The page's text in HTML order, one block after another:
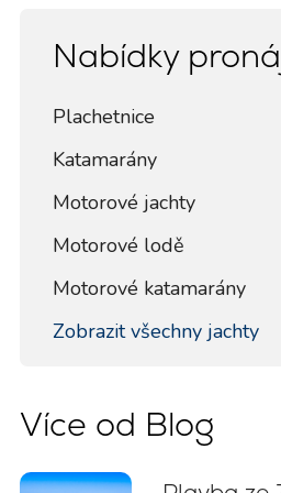
Nabídky
Plachetnice
Katamarány
Motorové jachty
Motorové lodě
Motorové katamarány
Zobrazit všechny jachty
Více od Blog